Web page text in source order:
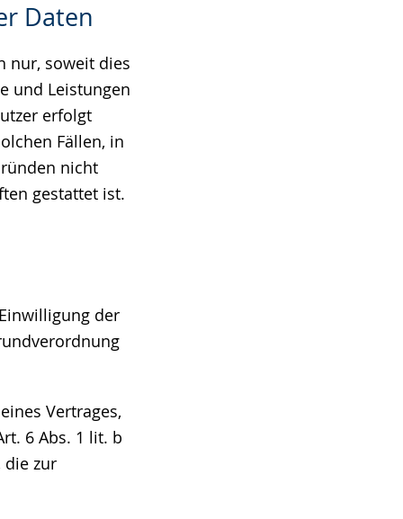
Daten
nur, soweit dies
und Leistungen
erfolgt
Fällen, in
nicht
gestattet ist.
der
Vertrages,
6 Abs. 1 lit. b
die zur